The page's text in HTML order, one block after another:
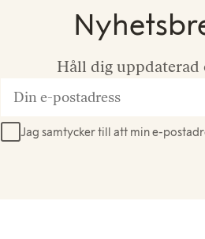
Håll dig
Din
postadress
Jag samtycker till att min e-